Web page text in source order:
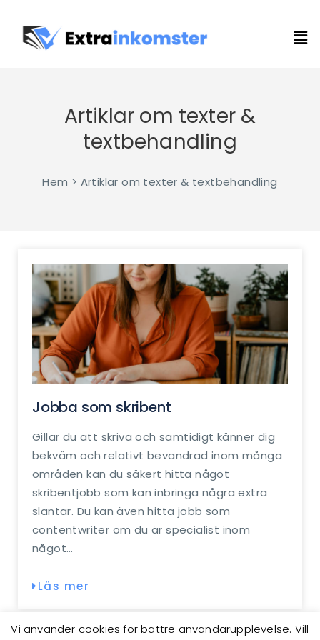
Artiklar om texter &
textbehandling
Hem > Artiklar om texter & textbehandling
Jobba som skribent
Gillar du att skriva och samtidigt känner dig
bekväm och relativt bevandrad inom många
områden kan du säkert hitta något
skribentjobb som kan inbringa några extra
slantar. Du kan även hitta jobb som
contentwriter om du är specialist inom
något…
Läs mer
Vi använder cookies för bättre användarupplevelse. Vill